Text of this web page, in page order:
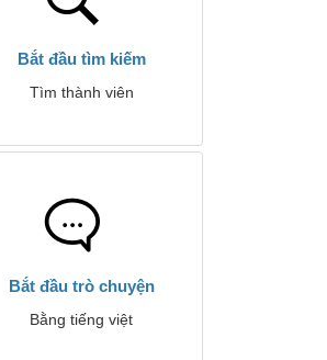
Bắt đầu tìm kiếm
Tìm thành viên
Bắt đầu trò chuyện
Bằng tiếng việt